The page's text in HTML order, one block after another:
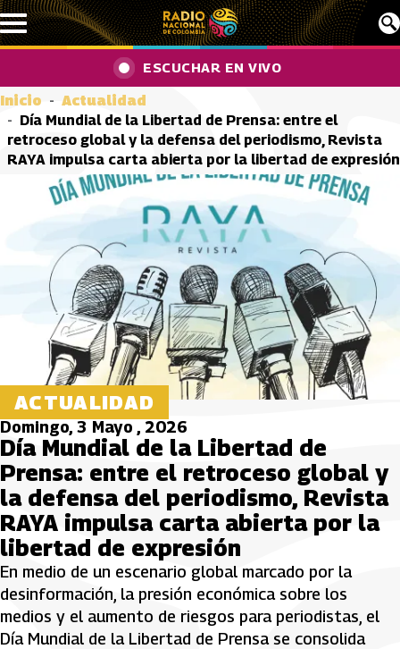
Pasar al contenido principal
ESCUCHAR EN VIVO
Inicio
Actualidad
Día Mundial de la Libertad de Prensa: entre el
retroceso global y la defensa del periodismo, Revista
RAYA impulsa carta abierta por la libertad de expresión
ACTUALIDAD
Domingo, 3 Mayo , 2026
Día Mundial de la Libertad de
Prensa: entre el retroceso global y
la defensa del periodismo, Revista
RAYA impulsa carta abierta por la
libertad de expresión
En medio de un escenario global marcado por la
desinformación, la presión económica sobre los
medios y el aumento de riesgos para periodistas, el
Día Mundial de la Libertad de Prensa se consolida